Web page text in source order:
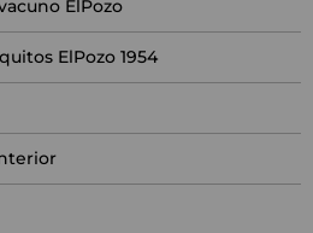
ElPozo
ElPozo 1954